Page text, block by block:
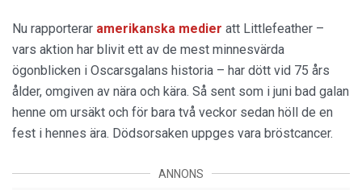
Nu rapporterar amerikanska medier att Littlefeather –
vars aktion har blivit ett av de mest minnesvärda
ögonblicken i Oscarsgalans historia – har dött vid 75 års
ålder, omgiven av nära och kära. Så sent som i juni bad galan
henne om ursäkt och för bara två veckor sedan höll de en
fest i hennes ära. Dödsorsaken uppges vara bröstcancer.
ANNONS